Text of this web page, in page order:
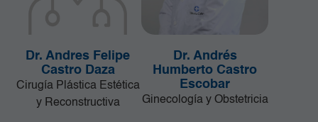
Dr. Andres Felipe
Castro Daza
Cirugía Plástica Estética
y Reconstructiva
Dr. Andrés
Humberto Castro
Escobar
Ginecología y Obstetricia